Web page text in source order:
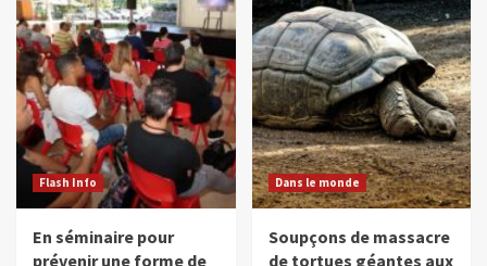
Flash Info
En séminaire pour
prévenir une forme de
Dans le monde
Soupçons de massacre
de tortues géantes aux